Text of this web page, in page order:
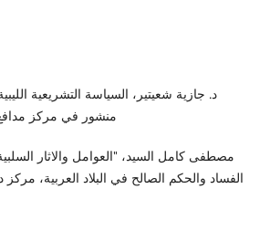
د. جازية شعيتير، السياسة التشريعية
منشور في مركز مدافع
مصطفى كامل السيد، "العوامل والاثار
الفساد والحكم الصالح في البلاد العربية،